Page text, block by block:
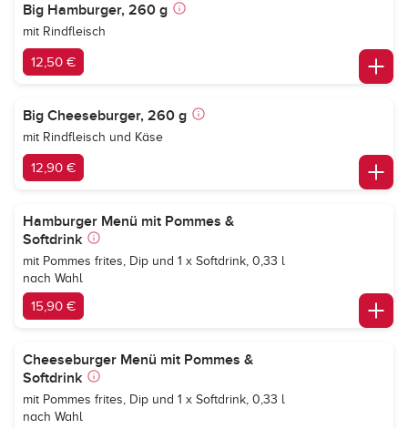
Big Hamburger, 260 g
mit Rindfleisch
12,50 €
Big Cheeseburger, 260 g
mit Rindfleisch und Käse
12,90 €
Hamburger Menü mit Pommes &
Softdrink
mit Pommes frites, Dip und 1 x Softdrink, 0,33 l
nach Wahl
15,90 €
Cheeseburger Menü mit Pommes &
Softdrink
mit Pommes frites, Dip und 1 x Softdrink, 0,33 l
nach Wahl